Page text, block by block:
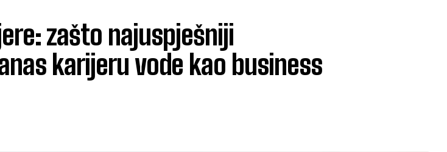
zašto najuspješniji
karijeru vode kao business